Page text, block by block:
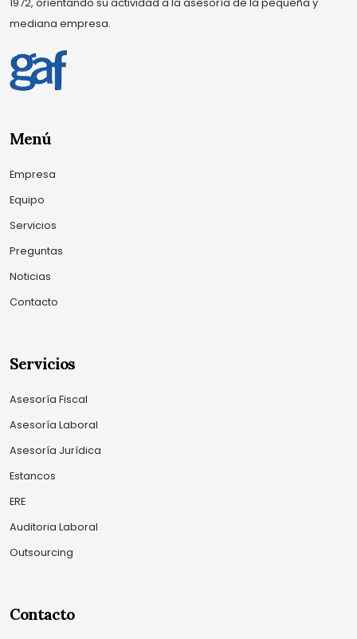
mediana empresa.
Menú
Empresa
Equipo
Servicios
Preguntas
Noticias
Contacto
Servicios
Asesoría Fiscal
Asesoría Laboral
Asesoría Jurídica
Estancos
ERE
Auditoria Laboral
Outsourcing
Contacto